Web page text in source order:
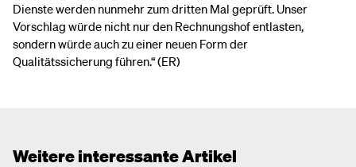
Dienste werden nunmehr zum dritten Mal geprüft. Unser
Vorschlag würde nicht nur den Rechnungshof entlasten,
sondern würde auch zu einer neuen Form der
Qualitätssicherung führen.“ (ER)
Weitere interessante Artikel